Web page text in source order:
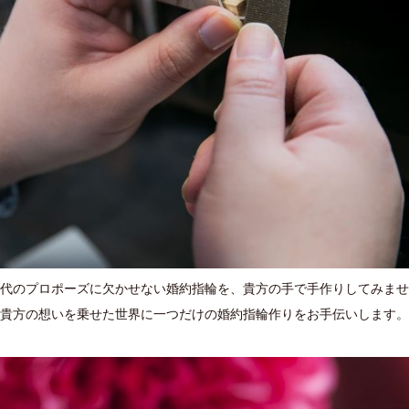
のプロポーズに欠かせない婚約指輪を、貴方の手で手作りしてみま
貴方の想いを乗せた世界に一つだけの婚約指輪作りをお手伝いします。